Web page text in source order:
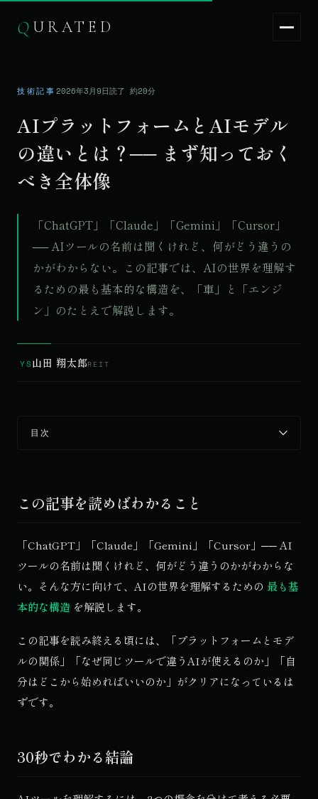
Q URATED
QURATED
技術記事2026年3月9日読了 約20分
AIプラットフォームとAIモデル
の違いとは？── まず知っておく
べき全体像
「ChatGPT」「Claude」「Gemini」「Cursor」
── AIツールの名前は聞くけれど、何がどう違うの
かがわからない。この記事では、AIの世界を理解す
るための最も基本的な構造を、「車」と「エンジ
ン」のたとえで解説します。
YS山田 翔太郎REIT
目次
この記事を読めばわかること
「ChatGPT」「Claude」「Gemini」「Cursor」── AI
ツールの名前は聞くけれど、何がどう違うのかがわからな
い。そんな方に向けて、AIの世界を理解するための 最も基
本的な構造 を解説します。
この記事を読み終える頃には、「プラットフォームとモデ
ルの関係」「なぜ同じツールで違うAIが使えるのか」「自
分はどこから始めればいいのか」がクリアになっているは
ずです。
30秒でわかる結論